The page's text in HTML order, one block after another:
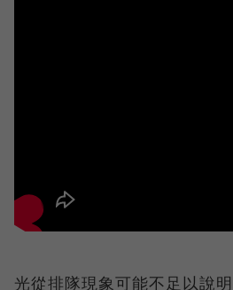
光從排隊現象可能不足以說